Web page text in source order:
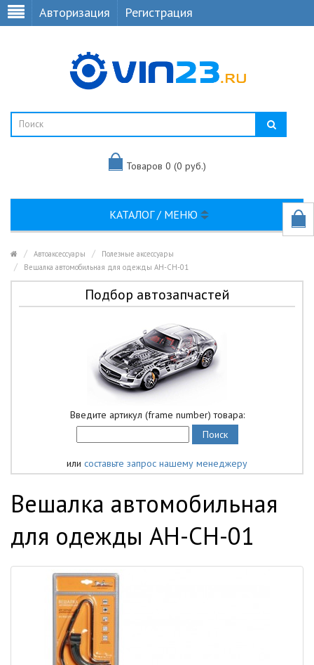
Авторизация Регистрация
Товаров 0 (0 руб.)
КАТАЛОГ / МЕНЮ
Автоаксессуары
Полезные аксессуары
Вешалка автомобильная для одежды AH-CH-01
Подбор автозапчастей
Введите артикул (frame number) товара:
или составьте запрос нашему менеджеру
Вешалка автомобильная
для одежды AH-CH-01